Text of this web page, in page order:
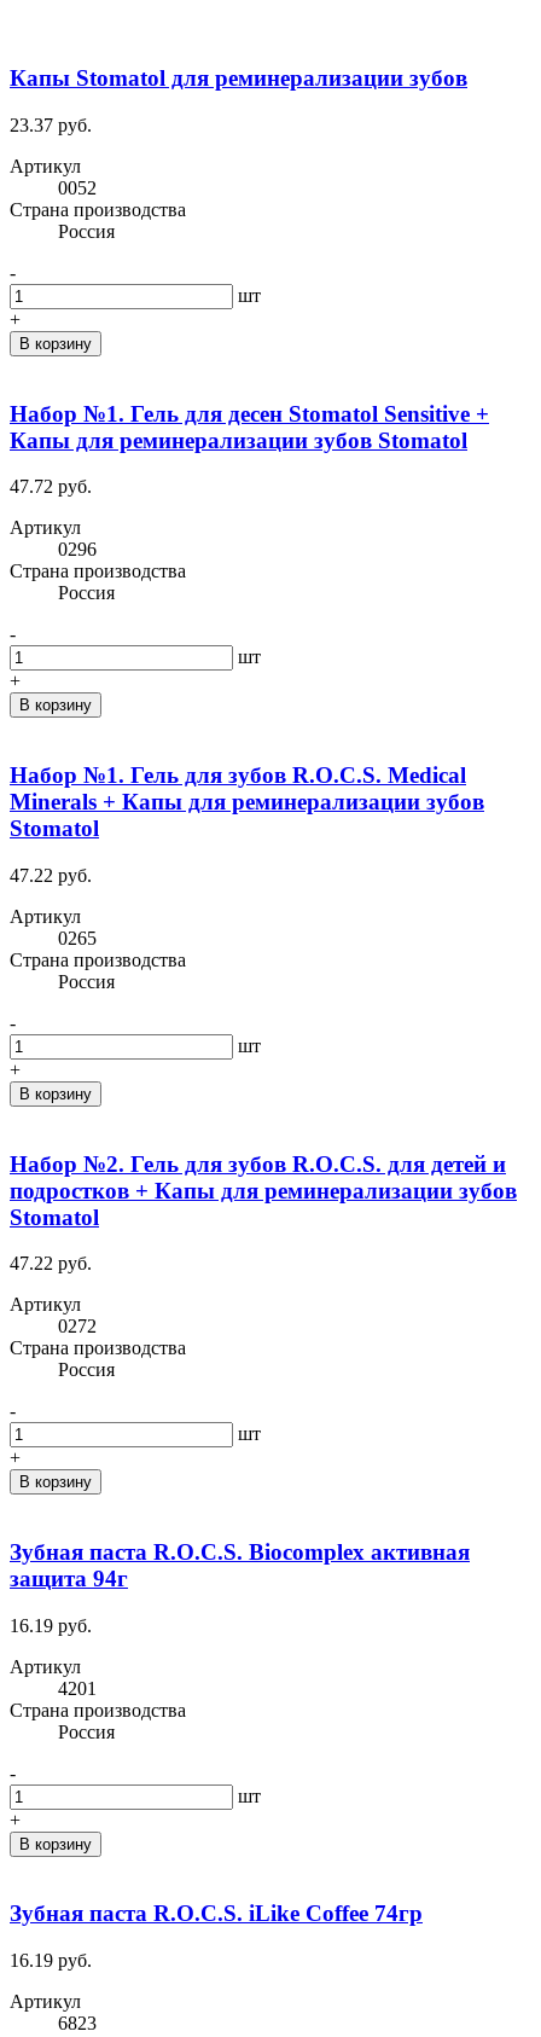
Капы Stomatol для реминерализации зубов
23.37 руб.
Артикул
0052
Cтрана производства
Россия
-
шт
+
В корзину
Набор №1. Гель для десен Stomatol Sensitive +
Капы для реминерализации зубов Stomatol
47.72 руб.
Артикул
0296
Cтрана производства
Россия
-
шт
+
В корзину
Набор №1. Гель для зубов R.O.C.S. Medical
Minerals + Капы для реминерализации зубов
Stomatol
47.22 руб.
Артикул
0265
Cтрана производства
Россия
-
шт
+
В корзину
Набор №2. Гель для зубов R.O.C.S. для детей и
подростков + Капы для реминерализации зубов
Stomatol
47.22 руб.
Артикул
0272
Cтрана производства
Россия
-
шт
+
В корзину
Зубная паста R.O.C.S. Biocomplex активная
защита 94г
16.19 руб.
Артикул
4201
Cтрана производства
Россия
-
шт
+
В корзину
Зубная паста R.O.C.S. iLike Coffee 74гр
16.19 руб.
Артикул
6823